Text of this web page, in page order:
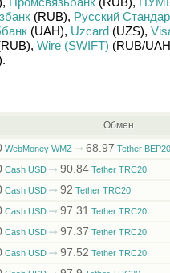
(RUB), Русский
(UAH), Uzcard(UZS),
, Wire (SWIFT) (RUB/
.
Обмен
WebMoney WMZ 68.97 Tether BEP20
Cash USD 90.84Tether TRC20
Cash USD 92 Tether TRC20
Cash USD 97.31 Tether TRC20
Cash USD 97.37 Tether TRC20
Cash USD 97.52 Tether TRC20